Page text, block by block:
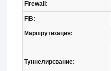
Firewall:
FIB:
Маршрутизация:
Туннелирование: